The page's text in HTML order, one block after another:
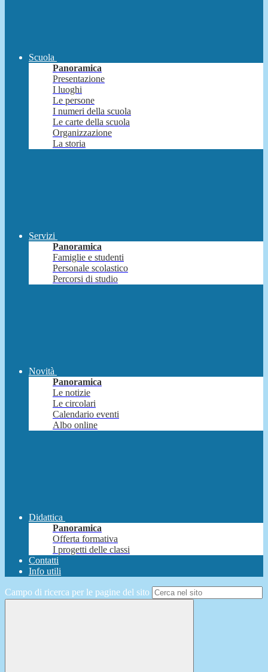
Scuola
Panoramica
Presentazione
I luoghi
Le persone
I numeri della scuola
Le carte della scuola
Organizzazione
La storia
Servizi
Panoramica
Famiglie e studenti
Personale scolastico
Percorsi di studio
Novità
Panoramica
Le notizie
Le circolari
Calendario eventi
Albo online
Didattica
Panoramica
Offerta formativa
I progetti delle classi
Contatti
Info utili
Campo di ricerca per le pagine del sito